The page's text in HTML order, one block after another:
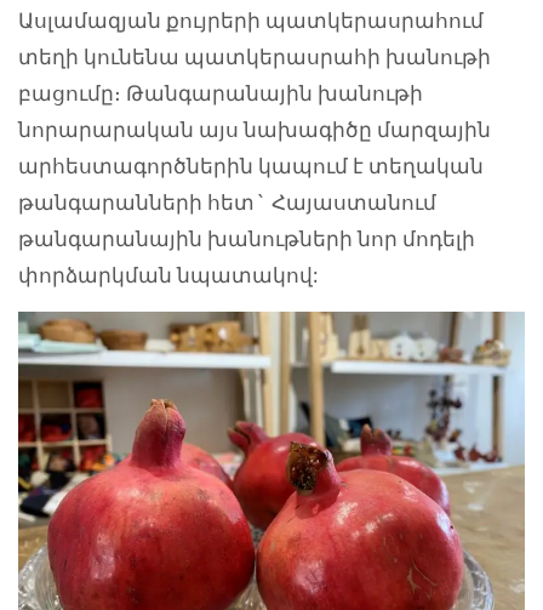
Ասլամազյան քույրերի պատկերասրահում
տեղի կունենա պատկերասրահի խանութի
բացումը։ Թանգարանային խանութի
նորարարական այս նախագիծը մարզային
արհեստագործներին կապում է տեղական
թանգարանների հետ` Հայաստանում
թանգարանային խանութների նոր մոդելի
փորձարկման նպատակով: